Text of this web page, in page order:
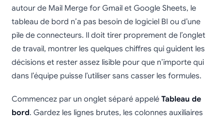
autour de Mail Merge for Gmail et Google Sheets, le
tableau de bord n’a pas besoin de logiciel BI ou d’une
pile de connecteurs. Il doit tirer proprement de l’onglet
de travail, montrer les quelques chiffres qui guident les
décisions et rester assez lisible pour que n’importe qui
dans l’équipe puisse l’utiliser sans casser les formules.
Commencez par un onglet séparé appelé Tableau de
bord. Gardez les lignes brutes, les colonnes auxiliaires